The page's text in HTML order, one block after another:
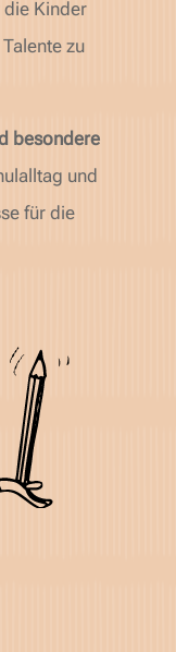
Kinder
zu
besondere
und
für die